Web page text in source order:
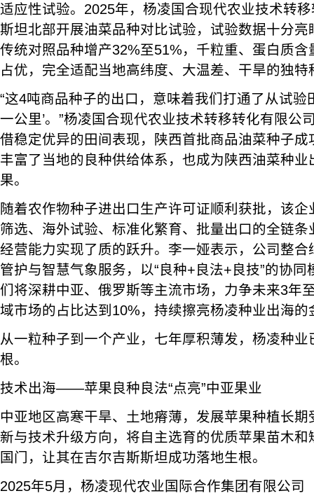
适应性试验。2025年，杨凌国合现代农业技术转
斯坦北部开展油菜品种对比试验，试验数据十分
传统对照品种增产32%至51%，千粒重、蛋白质
占优，完全适配当地高纬度、大温差、干旱的独特
“这4吨商品种子的出口，意味着我们打通了从试验
一公里’。”杨凌国合现代农业技术转移转化有限公
借稳定优异的田间表现，陕西首批商品油菜种子
丰富了当地的良种供给体系，也成为陕西油菜种
果。
随着农作物种子进出口生产许可证顺利获批，该
筛选、海外试验、标准化繁育、批量出口的全链
经营能力实现了质的跃升。李一娅表示，公司整
管护与智慧气象服务，以“良种+良法+良技”的协同
们将深耕中亚、俄罗斯等主流市场，力争未来3年
域市场的占比达到10%，持续擦亮杨凌种业出海的
从一粒种子到一个产业，七年厚积薄发，杨凌种
根。
技术出海——苹果良种良法“点亮”中亚果业
中亚地区高寒干旱、土地瘠薄，发展苹果种植长
新与技术升级方向，将自主选育的优质苹果苗木
国门，让其在吉尔吉斯斯坦成功落地生根。
2025年5月，杨凌现代农业国际合作集团有限公司